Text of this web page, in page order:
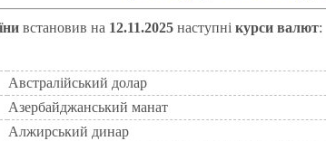
встановив на 12.11.2025 наступні курси валют:
Австралійський долар
Азербайджанський манат
Алжирський динар